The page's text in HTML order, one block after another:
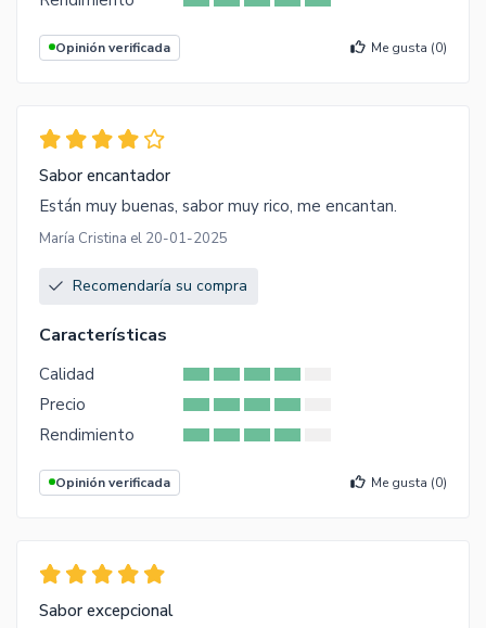
Opinión verificada Me gusta (0)
Sabor encantador
Están muy buenas, sabor muy rico, me encantan.
María Cristina el 20-01-2025
Recomendaría su compra
Características
Calidad
Precio
Rendimiento
Opinión verificada Me gusta (0)
Sabor excepcional